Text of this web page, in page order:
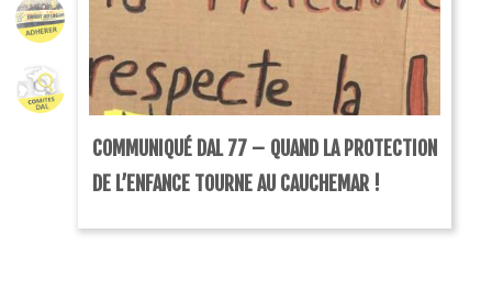
COMMUNIQUÉ DAL 77 – QUAND LA PROTECTION
DE L’ENFANCE TOURNE AU CAUCHEMAR !